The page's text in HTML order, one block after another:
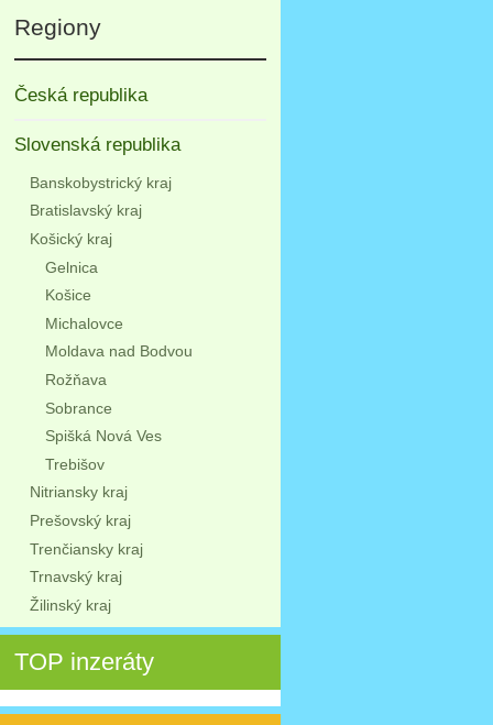
Regiony
Česká republika
Slovenská republika
Banskobystrický kraj
Bratislavský kraj
Košický kraj
Gelnica
Košice
Michalovce
Moldava nad Bodvou
Rožňava
Sobrance
Spišká Nová Ves
Trebišov
Nitriansky kraj
Prešovský kraj
Trenčiansky kraj
Trnavský kraj
Žilinský kraj
TOP inzeráty